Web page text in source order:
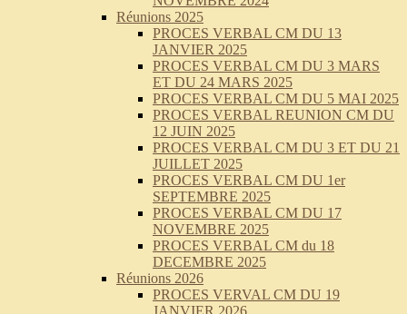
Réunions 2025
PROCES VERBAL CM DU 13
JANVIER 2025
PROCES VERBAL CM DU 3 MARS
ET DU 24 MARS 2025
PROCES VERBAL CM DU 5 MAI 2025
PROCES VERBAL REUNION CM DU
12 JUIN 2025
PROCES VERBAL CM DU 3 ET DU 21
JUILLET 2025
PROCES VERBAL CM DU 1er
SEPTEMBRE 2025
PROCES VERBAL CM DU 17
NOVEMBRE 2025
PROCES VERBAL CM du 18
DECEMBRE 2025
Réunions 2026
PROCES VERVAL CM DU 19